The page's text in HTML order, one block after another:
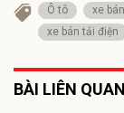
Ô tô xe
xe bán tải điện
BÀI LIÊN QUAN